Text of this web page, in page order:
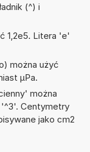
(^) i
1,2e5. Litera 'e'
można użyć
µPa.
można
Centymetry
jako cm2